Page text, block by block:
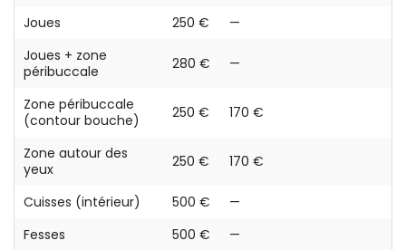
Joues 250 €
—
Joues + zone
péribuccale
280 € —
Zone péribuccale
(contour bouche)
250 € 170 €
Zone autour des
yeux
250 € 170 €
Cuisses (intérieur) 500 €
—
Fesses
500 € —